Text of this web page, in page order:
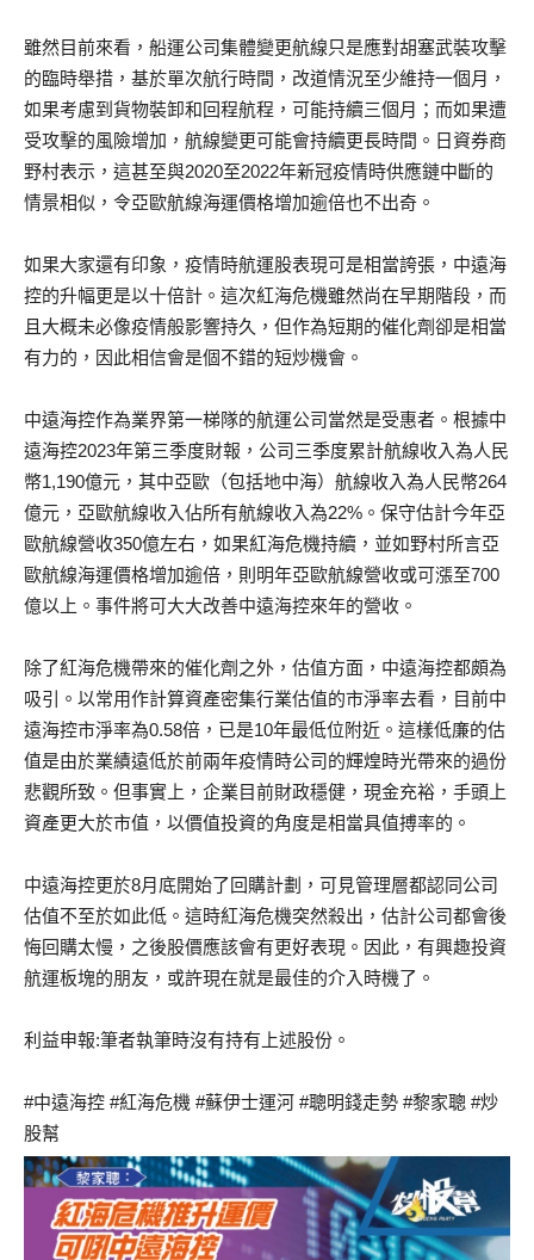
雖然目前來看，船運公司集體變更航線只是應對胡塞武裝攻擊
的臨時舉措，基於單次航行時間，改道情況至少維持一個月，
如果考慮到貨物裝卸和回程航程，可能持續三個月；而如果遭
受攻擊的風險增加，航線變更可能會持續更長時間。日資券商
野村表示，這甚至與2020至2022年新冠疫情時供應鏈中斷的
情景相似，令亞歐航線海運價格增加逾倍也不出奇。
如果大家還有印象，疫情時航運股表現可是相當誇張，中遠海
控的升幅更是以十倍計。這次紅海危機雖然尚在早期階段，而
且大概未必像疫情般影響持久，但作為短期的催化劑卻是相當
有力的，因此相信會是個不錯的短炒機會。
中遠海控作為業界第一梯隊的航運公司當然是受惠者。根據中
遠海控2023年第三季度財報，公司三季度累計航線收入為人民
幣1,190億元，其中亞歐（包括地中海）航線收入為人民幣264
億元，亞歐航線收入佔所有航線收入為22%。保守估計今年亞
歐航線營收350億左右，如果紅海危機持續，並如野村所言亞
歐航線海運價格增加逾倍，則明年亞歐航線營收或可漲至700
億以上。事件將可大大改善中遠海控來年的營收。
除了紅海危機帶來的催化劑之外，估值方面，中遠海控都頗為
吸引。以常用作計算資產密集行業估值的市淨率去看，目前中
遠海控市淨率為0.58倍，已是10年最低位附近。這樣低廉的估
值是由於業績遠低於前兩年疫情時公司的輝煌時光帶來的過份
悲觀所致。但事實上，企業目前財政穩健，現金充裕，手頭上
資產更大於市值，以價值投資的角度是相當具值搏率的。
中遠海控更於8月底開始了回購計劃，可見管理層都認同公司
估值不至於如此低。這時紅海危機突然殺出，估計公司都會後
悔回購太慢，之後股價應該會有更好表現。因此，有興趣投資
航運板塊的朋友，或許現在就是最佳的介入時機了。
利益申報:筆者執筆時沒有持有上述股份。
#中遠海控 #紅海危機 #蘇伊士運河 #聰明錢走勢 #黎家聰 #炒
股幫